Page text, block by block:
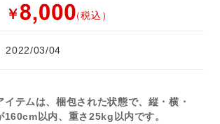
￥ （税込）
2022/03/04
テムは、梱包された状態で、縦・横・
160cm以内、重さ25kg以内です。